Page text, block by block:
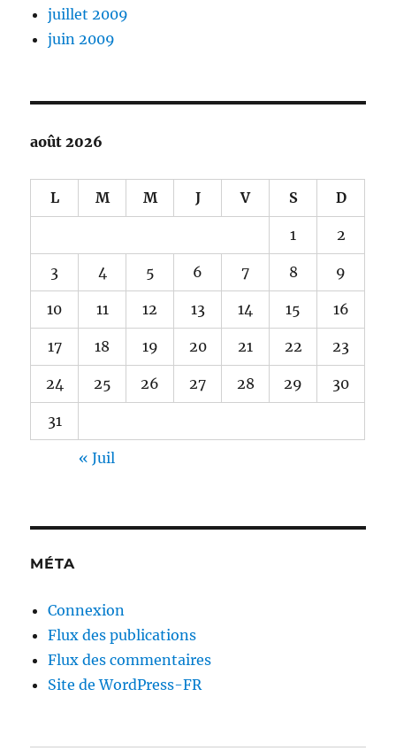
juillet 2009
juin 2009
août 2026
L M M J V S D
1 2
3 4 5 6 7 8 9
10 11 12 13 14 15 16
17 18 19 20 21 22 23
24 25 26 27 28 29 30
31
« Juil
MÉTA
Connexion
Flux des publications
Flux des commentaires
Site de WordPress-FR